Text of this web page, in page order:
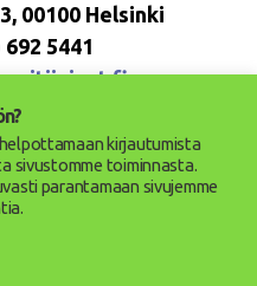
00100 Helsinki
5441
kirjautumista
sivustomme toiminnasta.
parantamaan sivujemme